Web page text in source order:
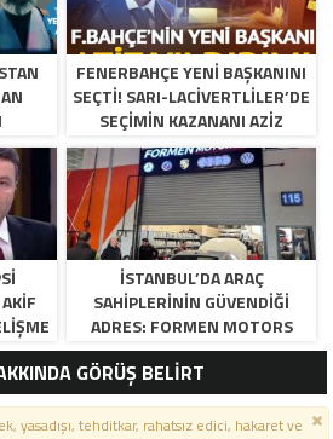
FENERBAHÇE YENI BAŞKANINI
SEÇTI! SARI-LACIVERTLILER’DE
SEÇIMIN KAZANANI AZIZ
YILDIRIM OLDU
İSTANBUL’DA ARAÇ
SAHIPLERININ GÜVENDIĞI
ADRES: FORMEN MOTORS
GÖRÜŞ BELİRT
yasadışı, tehditkar, rahatsız edici, hakaret ve